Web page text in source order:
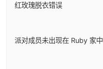
红玫瑰脱衣错误
派对成员未出现在 Ruby 家中